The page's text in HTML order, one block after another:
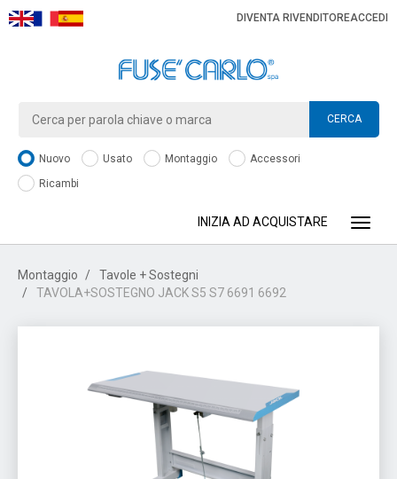
DIVENTA RIVENDITOREACCEDI
CERCA
Nuovo Usato Montaggio
Accessori
Ricambi
INIZIA AD ACQUISTARE
Montaggio
Tavole + Sostegni
TAVOLA+SOSTEGNO JACK S5 S7 6691 6692